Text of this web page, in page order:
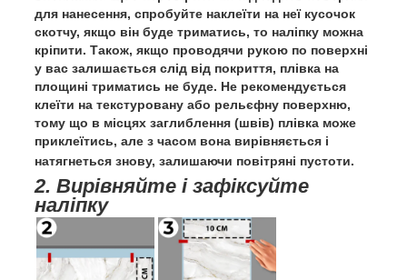
для нанесення, спробуйте наклеїти на неї кусочок
скотчу, якщо він буде триматись, то наліпку можна
кріпити. Також, якщо проводячи рукою по поверхні
у вас залишається слід від покриття, плівка на
площині триматись не буде. Не рекомендується
клеїти на текстуровану або рельєфну поверхню,
тому що в місцях заглиблення (швів) плівка може
приклеїтись, але з часом вона вирівняється і
натягнеться знову, залишаючи повітряні пустоти.
2. Вирівняйте і зафіксуйте
наліпку